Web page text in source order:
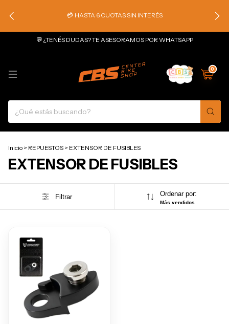
💳 HASTA 6 CUOTAS SIN INTERÉS
💬 ¿TENÉS DUDAS? TE ASESORAMOS POR WHATSAPP
0
Inicio > REPUESTOS > EXTENSOR DE FUSIBLES
EXTENSOR DE FUSIBLES
Filtrar Ordenar por:
Más vendidos